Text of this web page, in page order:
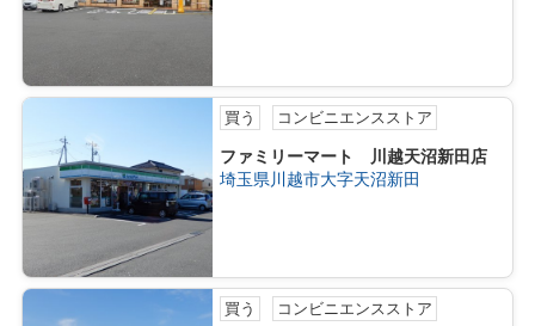
買う コンビニエンスストア
ファミリーマート 川越天沼新田店
埼玉県川越市大字天沼新田
買う コンビニエンスストア